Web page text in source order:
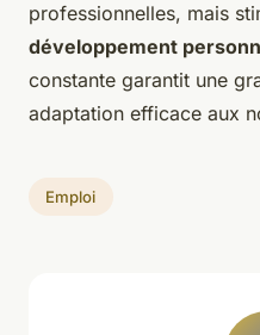
professionnelles, mais
développement
constante garantit une
adaptation efficace aux
Emploi